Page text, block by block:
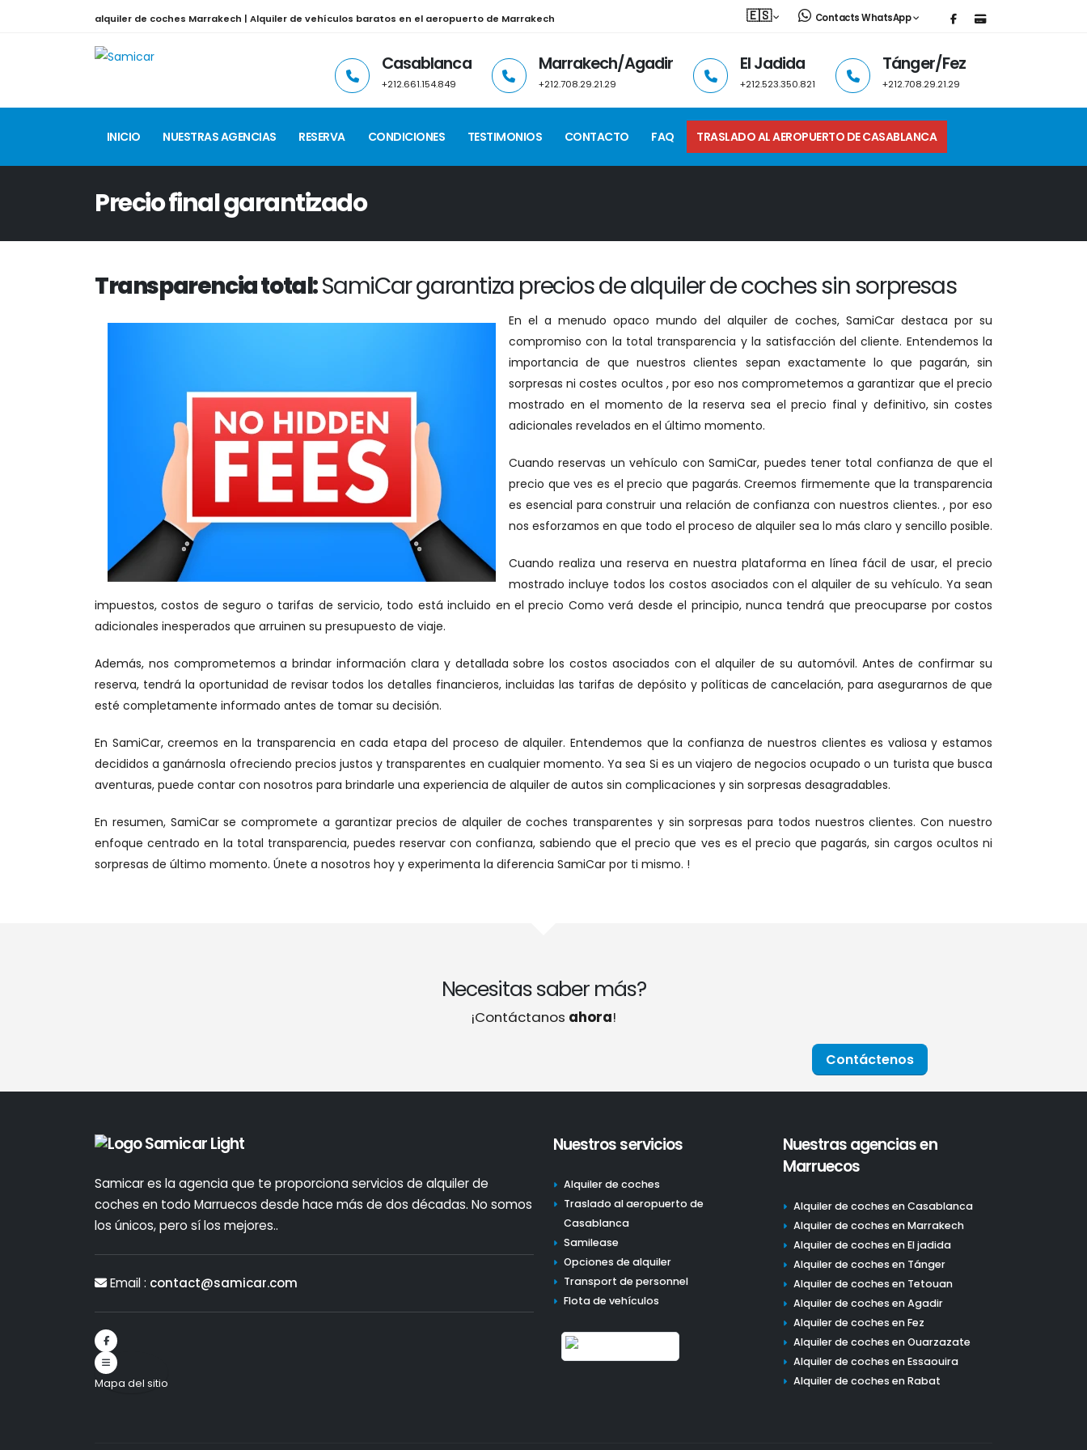
alquiler de coches Marrakech | Alquiler de vehículos baratos en el aeropuerto de Marrakech 🇪🇸 Contacts WhatsApp
Casablanca
+212.661.154.849
Marrakech/Agadir
+212.708.29.21.29
El Jadida
+212.523.350.821
Tánger/Fez
+212.708.29.21.29
INICIO NUESTRAS AGENCIAS RESERVA CONDICIONES TESTIMONIOS CONTACTO FAQ TRASLADO AL AEROPUERTO DE CASABLANCA
Precio final garantizado
Transparencia total:SamiCar garantiza precios de alquiler de coches sin sorpresas
En el a menudo opaco mundo del alquiler de coches, SamiCar destaca por su
compromiso con la total transparencia y la satisfacción del cliente. Entendemos la
importancia de que nuestros clientes sepan exactamente lo que pagarán, sin
sorpresas ni costes ocultos , por eso nos comprometemos a garantizar que el precio
mostrado en el momento de la reserva sea el precio final y definitivo, sin costes
adicionales revelados en el último momento.
Cuando reservas un vehículo con SamiCar, puedes tener total confianza de que el
precio que ves es el precio que pagarás. Creemos firmemente que la transparencia
es esencial para construir una relación de confianza con nuestros clientes. , por eso
nos esforzamos en que todo el proceso de alquiler sea lo más claro y sencillo posible.
Cuando realiza una reserva en nuestra plataforma en línea fácil de usar, el precio
mostrado incluye todos los costos asociados con el alquiler de su vehículo. Ya sean
impuestos, costos de seguro o tarifas de servicio, todo está incluido en el precio Como verá desde el principio, nunca tendrá que preocuparse por costos
adicionales inesperados que arruinen su presupuesto de viaje.
Además, nos comprometemos a brindar información clara y detallada sobre los costos asociados con el alquiler de su automóvil. Antes de confirmar su
reserva, tendrá la oportunidad de revisar todos los detalles financieros, incluidas las tarifas de depósito y políticas de cancelación, para asegurarnos de que
esté completamente informado antes de tomar su decisión.
En SamiCar, creemos en la transparencia en cada etapa del proceso de alquiler. Entendemos que la confianza de nuestros clientes es valiosa y estamos
decididos a ganárnosla ofreciendo precios justos y transparentes en cualquier momento. Ya sea Si es un viajero de negocios ocupado o un turista que busca
aventuras, puede contar con nosotros para brindarle una experiencia de alquiler de autos sin complicaciones y sin sorpresas desagradables.
En resumen, SamiCar se compromete a garantizar precios de alquiler de coches transparentes y sin sorpresas para todos nuestros clientes. Con nuestro
enfoque centrado en la total transparencia, puedes reservar con confianza, sabiendo que el precio que ves es el precio que pagarás, sin cargos ocultos ni
sorpresas de último momento. Únete a nosotros hoy y experimenta la diferencia SamiCar por ti mismo. !
Necesitas saber más?
¡Contáctanos ahora!
Contáctenos
Samicar es la agencia que te proporciona servicios de alquiler de
coches en todo Marruecos desde hace más de dos décadas. No somos
los únicos, pero sí los mejores..
Email : contact@samicar.com
Mapa del sitio
Nuestros servicios
Alquiler de coches
Traslado al aeropuerto de
Casablanca
Samilease
Opciones de alquiler
Transport de personnel
Flota de vehículos
Nuestras agencias en
Marruecos
Alquiler de coches en Casablanca
Alquiler de coches en Marrakech
Alquiler de coches en El jadida
Alquiler de coches en Tánger
Alquiler de coches en Tetouan
Alquiler de coches en Agadir
Alquiler de coches en Fez
Alquiler de coches en Ouarzazate
Alquiler de coches en Essaouira
Alquiler de coches en Rabat